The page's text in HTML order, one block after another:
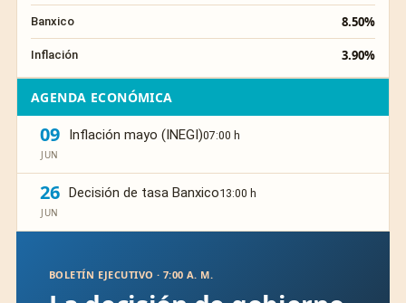
Banxico 8.50%
Inflación 3.90%
AGENDA ECONÓMICA
09
JUN
Inflación mayo (INEGI)07:00 h
26
JUN
Decisión de tasa Banxico13:00 h
BOLETÍN EJECUTIVO · 7:00 A. M.